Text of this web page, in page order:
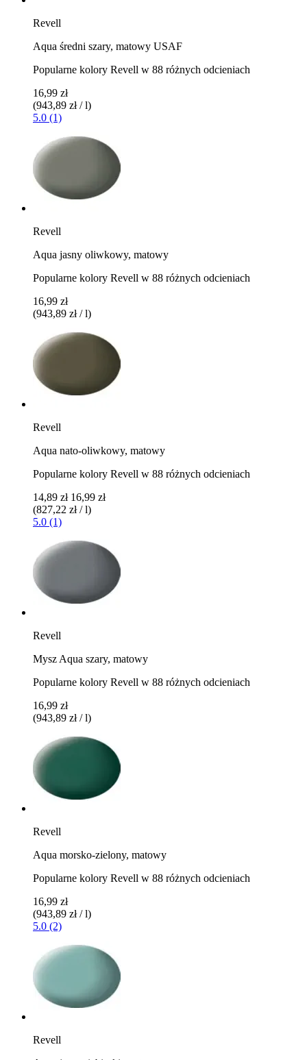
Revell
Aqua średni szary, matowy USAF
Popularne kolory Revell w 88 różnych odcieniach
16,99 zł
(943,89 zł / l)
5.0 (1)
Revell
Aqua jasny oliwkowy, matowy
Popularne kolory Revell w 88 różnych odcieniach
16,99 zł
(943,89 zł / l)
Revell
Aqua nato-oliwkowy, matowy
Popularne kolory Revell w 88 różnych odcieniach
14,89 zł 16,99 zł
(827,22 zł / l)
5.0 (1)
Revell
Mysz Aqua szary, matowy
Popularne kolory Revell w 88 różnych odcieniach
16,99 zł
(943,89 zł / l)
Revell
Aqua morsko-zielony, matowy
Popularne kolory Revell w 88 różnych odcieniach
16,99 zł
(943,89 zł / l)
5.0 (2)
Revell